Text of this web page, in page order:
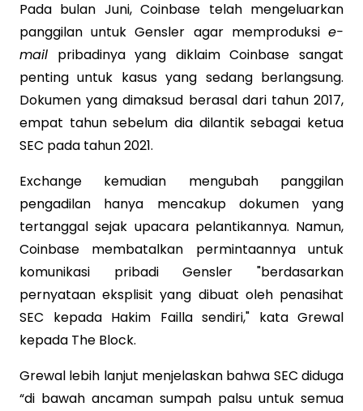
Pada bulan Juni, Coinbase telah mengeluarkan
panggilan untuk Gensler agar memproduksi e-
mail pribadinya yang diklaim Coinbase sangat
penting untuk kasus yang sedang berlangsung.
Dokumen yang dimaksud berasal dari tahun 2017,
empat tahun sebelum dia dilantik sebagai ketua
SEC pada tahun 2021.
Exchange kemudian mengubah panggilan
pengadilan hanya mencakup dokumen yang
tertanggal sejak upacara pelantikannya. Namun,
Coinbase membatalkan permintaannya untuk
komunikasi pribadi Gensler "berdasarkan
pernyataan eksplisit yang dibuat oleh penasihat
SEC kepada Hakim Failla sendiri," kata Grewal
kepada The Block.
Grewal lebih lanjut menjelaskan bahwa SEC diduga
“di bawah ancaman sumpah palsu untuk semua